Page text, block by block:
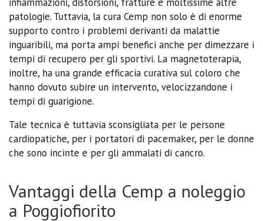
patologie. Tuttavia, la cura Cemp non solo è di enorme
supporto contro i problemi derivanti da malattie
inguaribili, ma porta ampi benefici anche per dimezzare i
tempi di recupero per gli sportivi. La magnetoterapia,
inoltre, ha una grande efficacia curativa sul coloro che
hanno dovuto subire un intervento, velocizzandone i
tempi di guarigione.
Tale tecnica è tuttavia sconsigliata per le persone
cardiopatiche, per i portatori di pacemaker, per le donne
che sono incinte e per gli ammalati di cancro.
Vantaggi della Cemp a noleggio
a Poggiofiorito